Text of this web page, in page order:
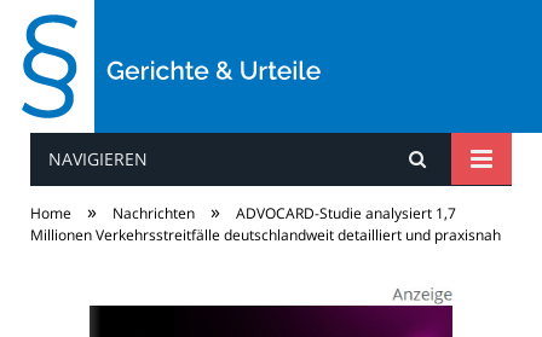
Gerichte & Urteile
NAVIGIEREN
Home » Nachrichten »
ADVOCARD-Studie analysiert 1,7
Millionen Verkehrsstreitfälle deutschlandweit detailliert und praxisnah